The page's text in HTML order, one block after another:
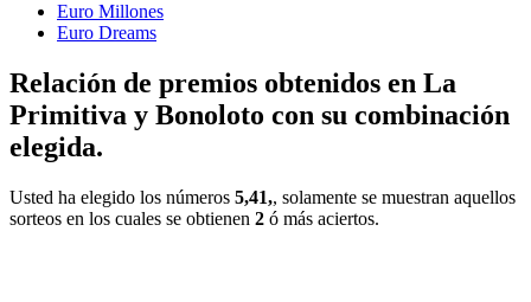
Euro Millones
Euro Dreams
Relación de premios obtenidos en La
Primitiva y Bonoloto con su combinación
elegida.
Usted ha elegido los números 5,41,, solamente se muestran aquellos
sorteos en los cuales se obtienen 2 ó más aciertos.